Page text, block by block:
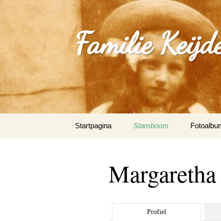
Familie
naar
Startpagina Stamboom
0_Joep
Profiel